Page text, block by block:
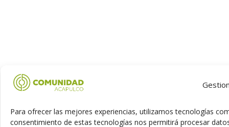
Para ofrecer las mejores experiencias, utilizamos tecnologías
consentimiento de estas tecnologías nos permitirá procesar